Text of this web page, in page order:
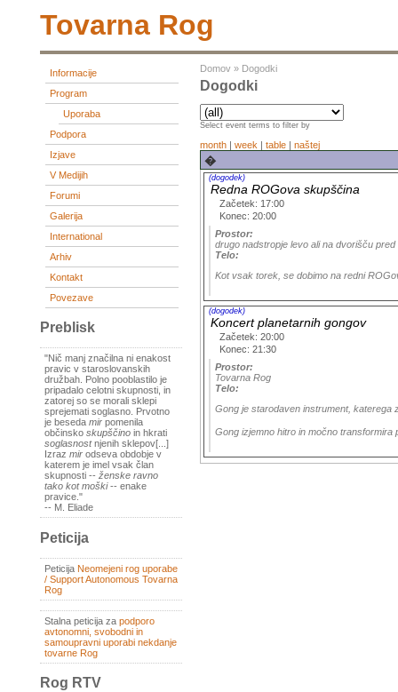
Tovarna Rog
Informacije
Program
Uporaba
Podpora
Izjave
V Medijih
Forumi
Galerija
International
Arhiv
Kontakt
Povezave
Preblisk
"Nič manj značilna ni enakost
pravic v staroslovanskih
družbah. Polno pooblastilo je
pripadalo celotni skupnosti, in
zatorej so se morali sklepi
sprejemati soglasno. Prvotno
je beseda mir pomenila
občinsko skupščino in hkrati
soglasnostnjenih sklepov[...]
Izraz mir odseva obdobje v
katerem je imel vsak član
skupnosti -- ženske ravno
tako kot moški-- enake
pravice."
-- M. Eliade
Peticija
Peticija Neomejeni rog uporabe
/ Support Autonomous Tovarna
Rog
Stalna peticija za podporo
avtonomni, svobodni in
samoupravni uporabi nekdanje
tovarne Rog
Rog RTV
Domov » Dogodki
Dogodki
Select event terms to filter by
month | week | table | naštej
�
(dogodek)
Redna ROGova skupščina
Začetek: 17:00
Konec: 20:00
Prostor:
drugo nadstropje levo ali na dvorišču pred
Telo:
Kot vsak torek, se dobimo na redni
(dogodek)
Koncert planetarnih gongov
Začetek: 20:00
Konec: 21:30
Prostor:
Tovarna Rog
Telo:
Gong je starodaven instrument, katerega
Gong izjemno hitro in močno